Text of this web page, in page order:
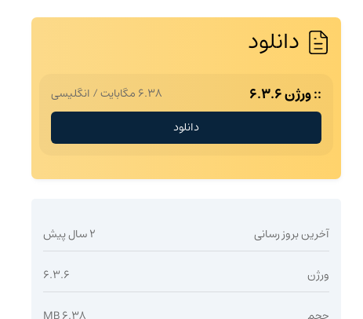
دانلود
ورژن 6.3.6 6.38 مگابایت / انگلیسی
دانلود
آخرین بروز رسانی 2 سال پیش
ورژن 6.3.6